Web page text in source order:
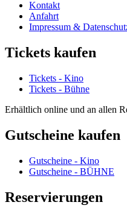
Kontakt
Anfahrt
Impressum &
Tickets kaufen
Tickets - Kino
Tickets - Bühne
Erhältlich online und an allen
Gutscheine kaufen
Gutscheine - Kino
Gutscheine - BÜHNE
Reservierungen